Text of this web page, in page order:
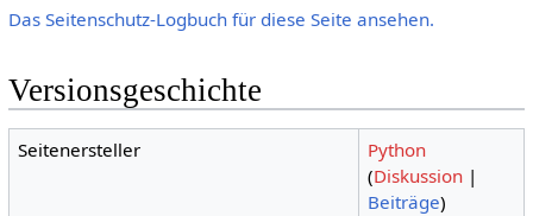
Das Seitenschutz-Logbuch für diese Seite ansehen.
Versionsgeschichte
Seitenersteller
Python
(Diskussion |
Beiträge)